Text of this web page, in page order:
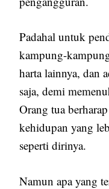
Padahal untuk
kampung-
harta lainnya, dan
saja, demi
Orang tua
kehidupan yang
seperti dirinya.
Namun apa yang